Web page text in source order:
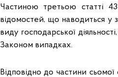
Частиною третьою статті
відомостей, що наводиться у
виду господарської
Законом випадках.
Відповідно до частини